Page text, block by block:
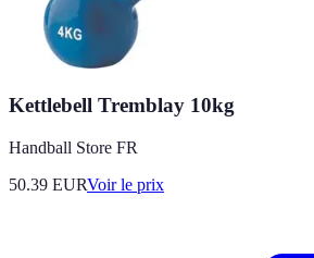
Kettlebell Tremblay 10kg
Handball Store FR
50.39 EURVoir le prix